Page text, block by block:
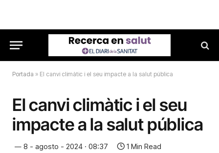
Portada » El canvi climàtic i el seu impacte a la salut pública
El canvi climàtic i el seu
impacte a la salut pública
8 - agosto - 2024 · 08:37 1 Min Read